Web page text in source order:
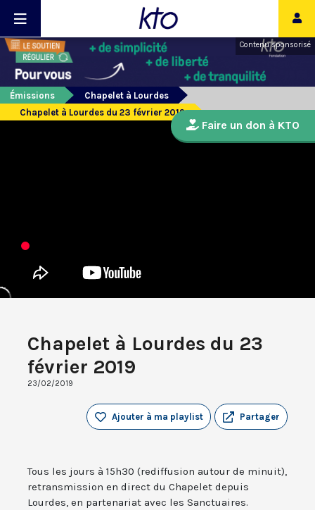
Contenu sponsorisé
Émissions
Chapelet à Lourdes
Chapelet à Lourdes du 23 février 2019
Chapelet à Lourdes du 23
février 2019
23/02/2019
Partager
Ajouter à ma playlist
Tous les jours à 15h30 (rediffusion autour de minuit),
retransmission en direct du Chapelet depuis
Lourdes, en partenariat avec les Sanctuaires.
Faire un don à KTO